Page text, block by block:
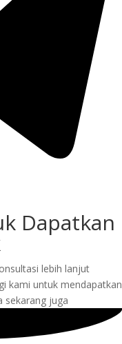
Dapatkan
lebih lanjut
kami untuk mendapatkan
sekarang juga